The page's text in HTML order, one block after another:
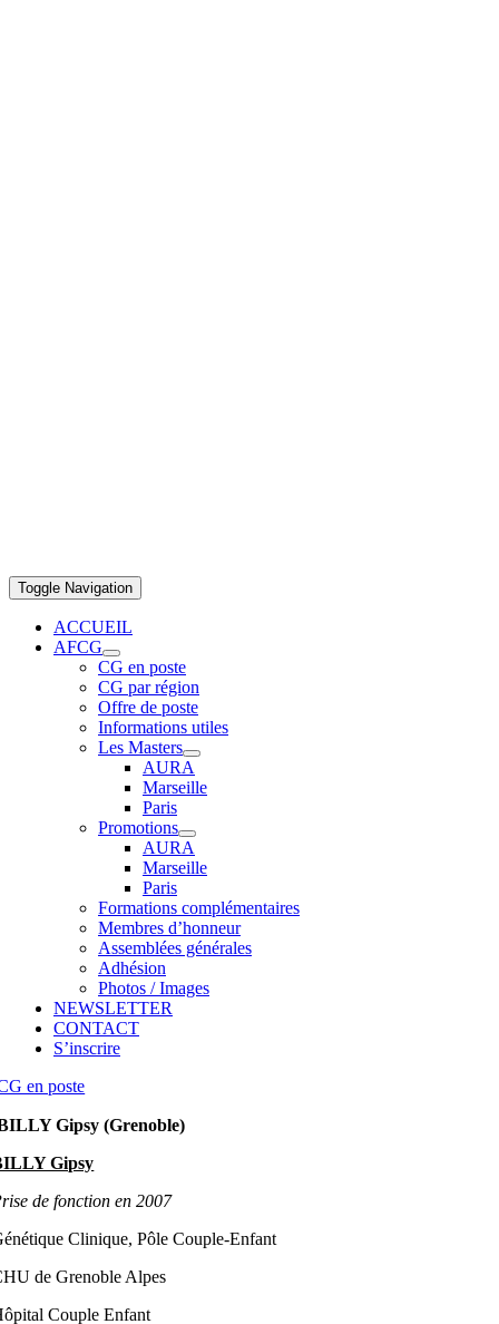
Toggle Navigation
ACCUEIL
AFCG
CG en poste
CG par région
Offre de poste
Informations utiles
Les Masters
AURA
Marseille
Paris
Promotions
AURA
Marseille
Paris
Formations complémentaires
Membres d’honneur
Assemblées générales
Adhésion
Photos / Images
NEWSLETTER
CONTACT
S’inscrire
en poste
Gipsy (Grenoble)
Gipsy
de fonction en 2007
Clinique, Pôle Couple-Enfant
de Grenoble Alpes
Couple Enfant